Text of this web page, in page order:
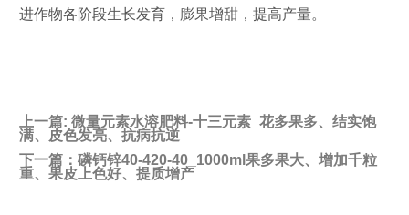
进作物各阶段生长发育，膨果增甜，提高产量。
上一篇: 微量元素水溶肥料-十三元素_花多果多、结实饱
满、皮色发亮、抗病抗逆
下一篇： 磷钙锌40-420-40_1000ml果多果大、增加千粒
重、果皮上色好、提质增产